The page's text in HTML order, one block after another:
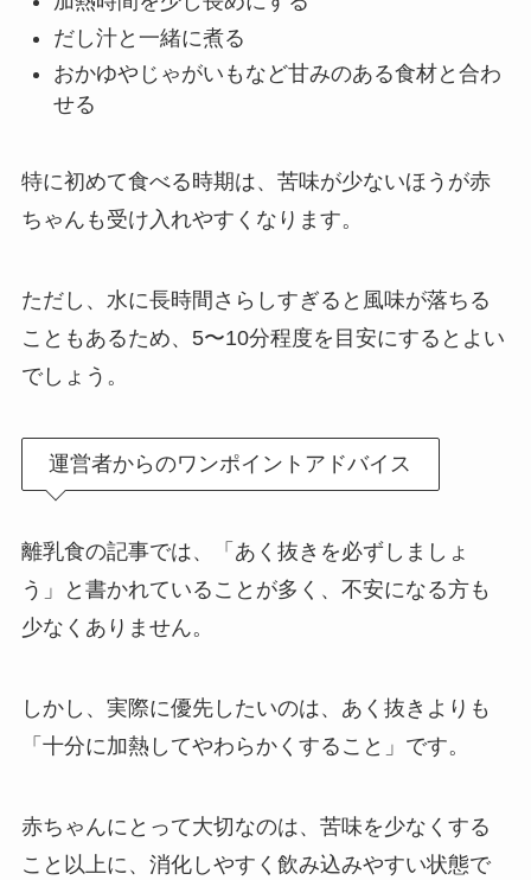
だし汁と一緒に煮る
おかゆやじゃがいもなど甘みのある食材と合わ
せる
特に初めて食べる時期は、苦味が少ないほうが赤
ちゃんも受け入れやすくなります。
ただし、水に長時間さらしすぎると風味が落ちる
こともあるため、5〜10分程度を目安にするとよい
でしょう。
運営者からのワンポイントアドバイス
離乳食の記事では、「あく抜きを必ずしましょ
う」と書かれていることが多く、不安になる方も
少なくありません。
しかし、実際に優先したいのは、あく抜きよりも
「十分に加熱してやわらかくすること」です。
赤ちゃんにとって大切なのは、苦味を少なくする
こと以上に、消化しやすく飲み込みやすい状態で